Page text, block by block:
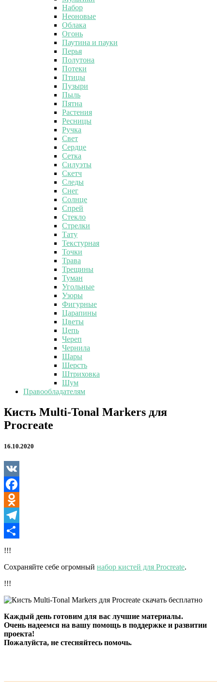
Набор
Неоновые
Облака
Огонь
Паутина и пауки
Перья
Полутона
Потеки
Птицы
Пузыри
Пыль
Пятна
Растения
Ресницы
Ручка
Свет
Сердце
Сетка
Силуэты
Скетч
Следы
Снег
Солнце
Спрей
Стекло
Стрелки
Тату
Текстурная
Точки
Трава
Трещины
Туман
Угольные
Узоры
Фигурные
Царапины
Цветы
Цепь
Череп
Чернила
Шары
Шерсть
Штриховка
Шум
Правообладателям
Кисть
Multi-
Tonal
для
Кисть Multi-Tonal Markers для
Procreate
16.10.2020
VK
Facebook
Odnoklassniki
Telegram
Отправить
!!!
Сохраняйте себе огромный набор кистей для Procreate.
!!!
Каждый день готовим для вас лучшие материалы.
Очень надеемся на вашу помощь в поддержке и развитии
проекта!
Пожалуйста, не стесняйтесь помочь.